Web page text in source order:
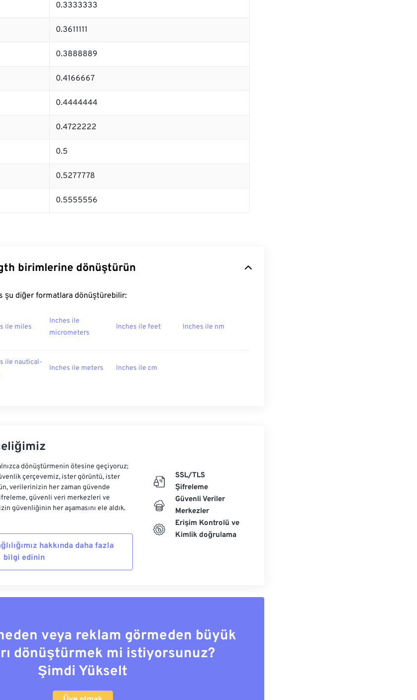
0.3333333
0.3611111
0.3888889
0.4166667
0.4444444
0.4722222
0.5
0.5277778
0.5555556
birimlerine dönüştürün
şu diğer formatlara dönüştürebilir:
ile miles
Inches ile
micrometers
Inches ile feet Inches ile nm
ile nautical-
Inches ile meters Inches ile cm
dönüştürmenin ötesine geçiyoruz;
çerçevemiz, ister görüntü, ister
verilerinizin her zaman güvende
güvenli veri merkezleri ve
güvenliğinin her aşamasını ele aldık.
hakkında daha fazla
bilgi edinin
SSL/TLS
Şifreleme
Güvenli Veriler
Merkezler
Erişim Kontrolü ve
Kimlik doğrulama
veya reklam görmeden büyük
dönüştürmek mi istiyorsunuz?
Şimdi Yükselt